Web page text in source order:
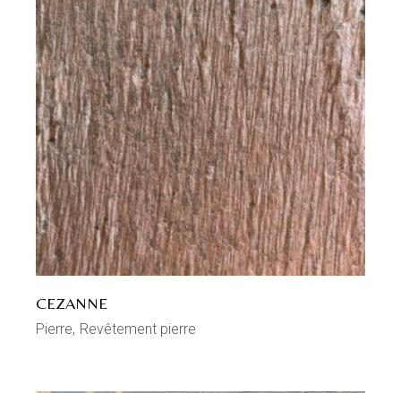
CEZANNE
Pierre Revêtement pierre